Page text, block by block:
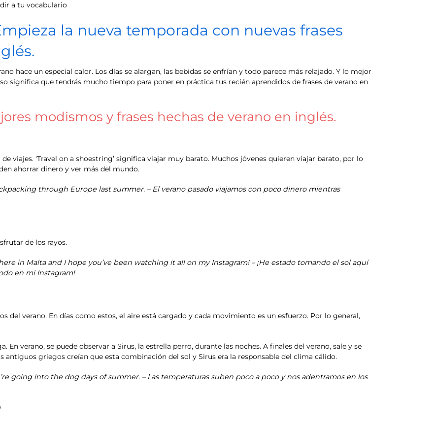
a tu vocabulario
la nueva temporada con nuevas frases
hace un especial calor. Los días se alargan, las bebidas se enfrían y todo parece más relajado. Y lo mejor
significa que tendrás mucho tiempo para poner en práctica tus recién aprendidos de frases de verano en
modismos y frases hechas de verano en inglés.
viajes. ‘Travel on a shoestring’ significa viajar muy barato. Muchos jóvenes quieren viajar barato, por lo
ahorrar dinero y ver más del mundo.
through Europe last summer. – El verano pasado viajamos con poco dinero mientras
de los rayos.
in Malta and I hope you’ve been watching it all on my Instagram! – ¡He estado tomando el sol aquí
en mi Instagram!
del verano. En días como estos, el aire está cargado y cada movimiento es un esfuerzo. Por lo general,
verano, se puede observar a Sirus, la estrella perro, durante las noches. A finales del verano, sale y se
antiguos griegos creían que esta combinación del sol y Sirus era la responsable del clima cálido.
going into the dog days of summer. – Las temperaturas suben poco a poco y nos adentramos en los